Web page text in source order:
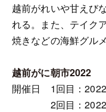
越前がれいや甘えび
れる。また、テイク
焼きなどの海鮮グル
越前がに朝市2022
開催日 1回目：
2回目：2022年